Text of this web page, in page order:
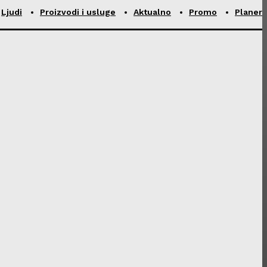
Ljudi Proizvodi i usluge Aktualno Promo Planer